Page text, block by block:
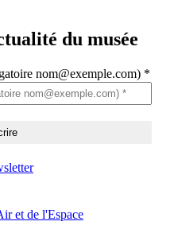
du musée
nom@exemple.com) *